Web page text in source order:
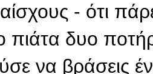
- ότι
δυο
να βράσεις